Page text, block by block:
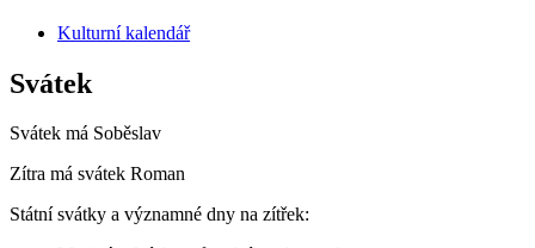
Kulturní kalendář
Svátek
Svátek má Soběslav
Zítra má svátek Roman
Státní svátky a významné dny na zítřek: